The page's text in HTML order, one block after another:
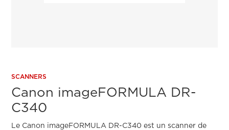
SCANNERS
Canon imageFORMULA DR-
C340
Le Canon imageFORMULA DR-C340 est un scanner de